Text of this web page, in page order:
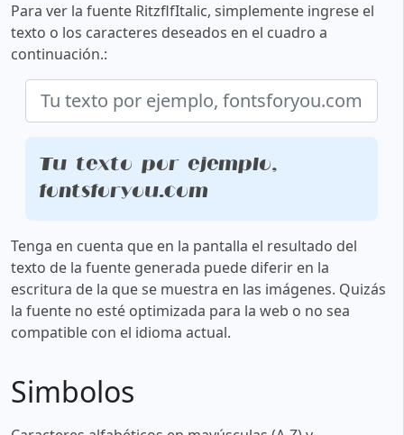
Para ver la fuente RitzflfItalic, simplemente ingrese el
texto o los caracteres deseados en el cuadro a
continuación.:
Tu texto por ejemplo,
fontsforyou.com
Tenga en cuenta que en la pantalla el resultado del
texto de la fuente generada puede diferir en la
escritura de la que se muestra en las imágenes. Quizás
la fuente no esté optimizada para la web o no sea
compatible con el idioma actual.
Simbolos